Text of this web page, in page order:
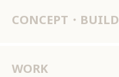
CONCEPT・BUILD
WORK